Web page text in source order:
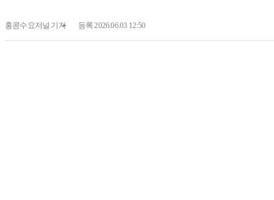
홍콩수요저널 기자 등록 2026.06.03 12:50